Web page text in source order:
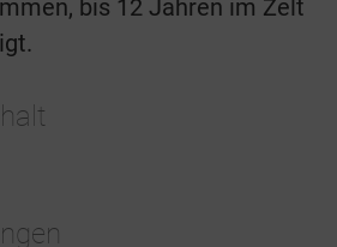
bis 12 Jahren im Zelt